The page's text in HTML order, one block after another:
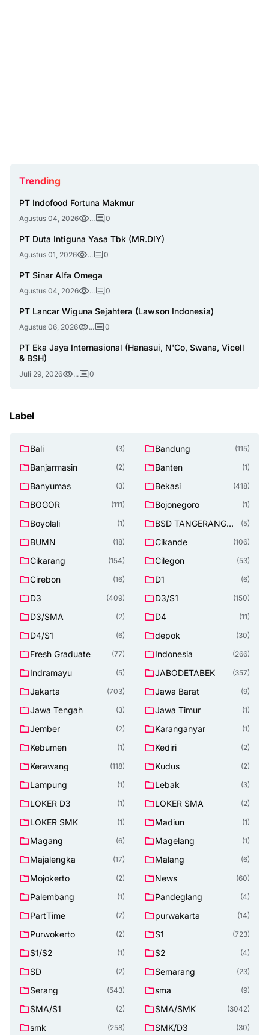
Trending
PT Indofood Fortuna Makmur
Agustus 04, 2026 ... 0
PT Duta Intiguna Yasa Tbk (MR.DIY)
Agustus 01, 2026 ... 0
PT Sinar Alfa Omega
Agustus 04, 2026 ... 0
PT Lancar Wiguna Sejahtera (Lawson Indonesia)
Agustus 06, 2026 ... 0
PT Eka Jaya Internasional (Hanasui, N'Co, Swana, Vicell
& BSH)
Juli 29, 2026 ... 0
Label
Bali (3) Bandung (115)
Banjarmasin (2) Banten (1)
Banyumas (3) Bekasi (418)
BOGOR (111) Bojonegoro (1)
Boyolali (1)
BSD TANGERANG
(5)
BUMN (18) Cikande (106)
Cikarang (154) Cilegon (53)
Cirebon (16) D1 (6)
D3 (409) D3/S1 (150)
D3/SMA (2) D4 (11)
D4/S1 (6) depok (30)
Fresh Graduate (77) Indonesia (266)
Indramayu (5) JABODETABEK (357)
Jakarta (703) Jawa Barat (9)
Jawa Tengah (3) Jawa Timur (1)
Jember (2) Karanganyar (1)
Kebumen (1) Kediri (2)
Kerawang (118) Kudus (2)
Lampung (1) Lebak (3)
LOKER D3 (1) LOKER SMA (2)
LOKER SMK (1) Madiun (1)
Magang (6) Magelang (1)
Majalengka (17) Malang (6)
Mojokerto (2) News (60)
Palembang (1) Pandeglang (4)
PartTime (7) purwakarta (14)
Purwokerto (2) S1 (723)
S1/S2 (1) S2 (4)
SD (2) Semarang (23)
Serang (543) sma (9)
SMA/S1 (2) SMA/SMK (3042)
smk (258) SMK/D3 (30)